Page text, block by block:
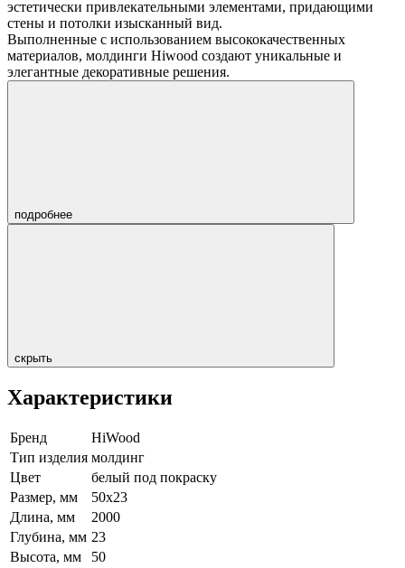
эстетически привлекательными элементами, придающими
стены и потолки изысканный вид.
Выполненные с использованием высококачественных
материалов, молдинги Hiwood создают уникальные и
элегантные декоративные решения.
подробнее
скрыть
Характеристики
Бренд
HiWood
Тип изделия молдинг
Цвет
белый под покраску
Размер, мм
50х23
Длина, мм
2000
Глубина, мм 23
Высота, мм
50